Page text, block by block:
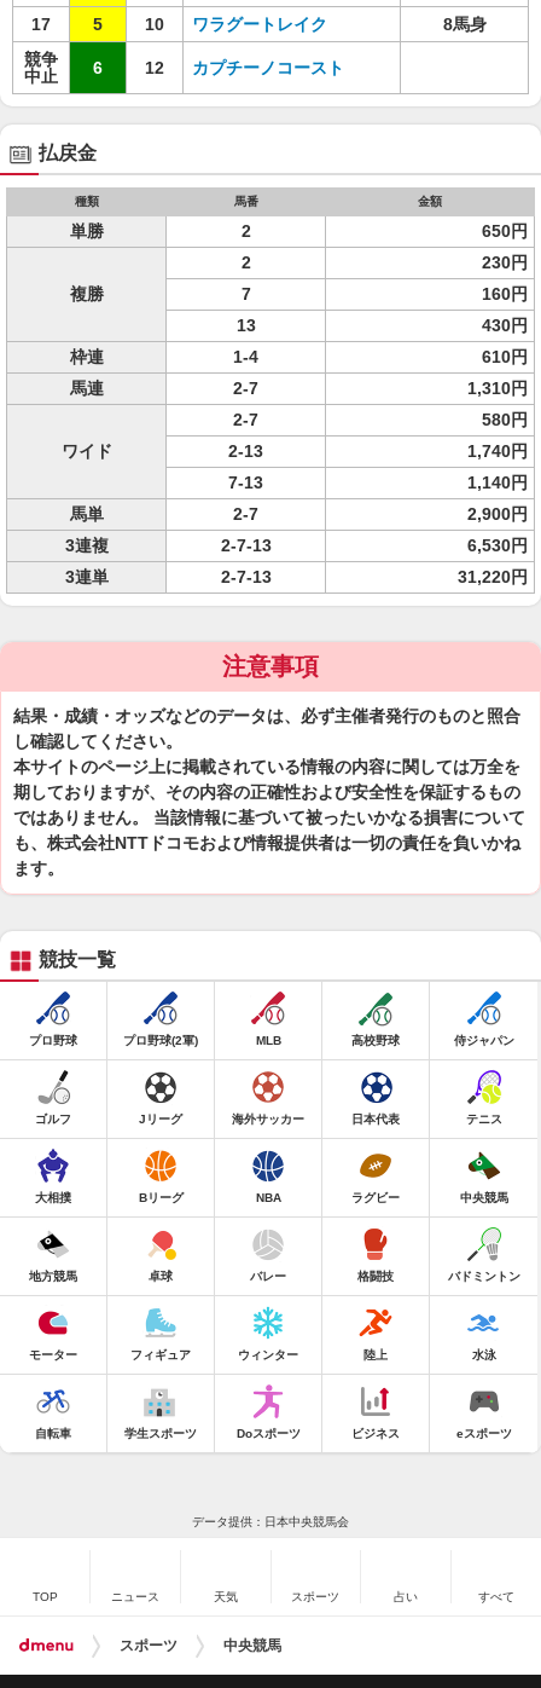
17
5 10 ワラグートレイク
8馬身
競争
中止
6 12 カプチーノコースト
払戻金
種類 馬番 金額
単勝 2 650円
複勝
2
230円
7
160円
13
430円
枠連
1-4
610円
馬連
2-7 1,310円
ワイド
2-7
580円
2-13
1,740円
7-13
1,140円
馬単
2-7
2,900円
3連複
2-7-13
6,530円
3連単
2-7-13 31,220円
注意事項
結果・成績・オッズなどのデータは、必ず主催者発行のものと照合
し確認してください。
本サイトのページ上に掲載されている情報の内容に関しては万全を
期しておりますが、その内容の正確性および安全性を保証するもの
ではありません。 当該情報に基づいて被ったいかなる損害について
も、株式会社NTTドコモおよび情報提供者は一切の責任を負いかね
ます。
競技一覧
プロ野球 プロ野球(2軍) MLB 高校野球 侍ジャパン
ゴルフ Jリーグ 海外サッカー 日本代表 テニス
大相撲 Bリーグ NBA ラグビー 中央競馬
地方競馬 卓球 バレー 格闘技 バドミントン
モーター フィギュア ウィンター 陸上 水泳
自転車 学生スポーツ Doスポーツ ビジネス eスポーツ
データ提供：日本中央競馬会
TOP ニュース 天気 スポーツ 占い すべて
スポーツ 中央競馬